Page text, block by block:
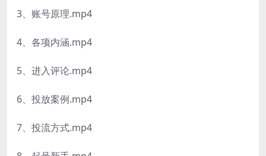
3、账号原理.mp4
4、各项内涵.mp4
5、进入评论.mp4
6、投放案例.mp4
7、投流方式.mp4